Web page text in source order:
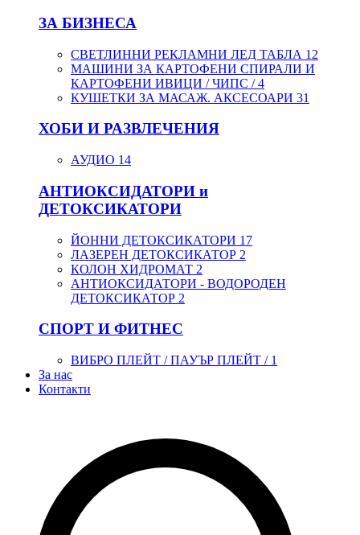
ЗА БИЗНЕСА
СВЕТЛИННИ РЕКЛАМНИ ЛЕД ТАБЛА 12
МАШИНИ ЗА КАРТОФЕНИ СПИРАЛИ И
КАРТОФЕНИ ИВИЦИ / ЧИПС /4
КУШЕТКИ ЗА МАСАЖ. АКСЕСОАРИ 31
ХОБИ И РАЗВЛЕЧЕНИЯ
АУДИО 14
АНТИОКСИДАТОРИ и
ДЕТОКСИКАТОРИ
ЙОННИ ДЕТОКСИКАТОРИ 17
ЛАЗЕРЕН ДЕТОКСИКАТОР 2
КОЛОН ХИДРОМАТ 2
АНТИОКСИДАТОРИ - ВОДОРОДЕН
ДЕТОКСИКАТОР 2
СПОРТ И ФИТНЕС
ВИБРО ПЛЕЙТ / ПАУЪР ПЛЕЙТ / 1
За нас
Контакти